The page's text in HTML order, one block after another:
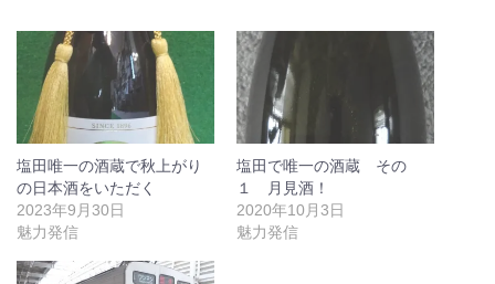
塩田唯一の酒蔵で秋上がり
の日本酒をいただく
2023年9月30日
魅力発信
塩田で唯一の酒蔵 その
１ 月見酒！
2020年10月3日
魅力発信